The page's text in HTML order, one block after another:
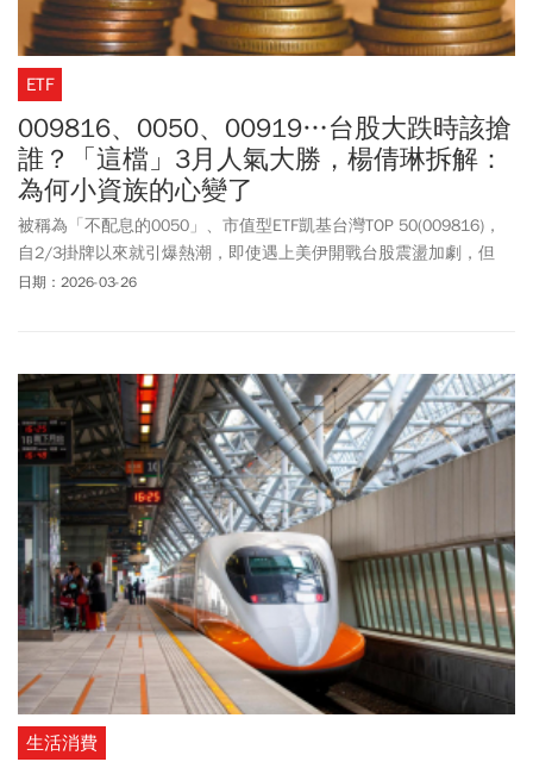
ETF
009816、0050、00919…台股大跌時該搶
誰？「這檔」3月人氣大勝，楊倩琳拆解：
為何小資族的心變了
被稱為「不配息的0050」、市值型ETF凱基台灣TOP 50(009816)，
自2/3掛牌以來就引爆熱潮，即使遇上美伊開戰台股震盪加劇，但
009816受益人成長飆速，贏過不少熱門高息ETF，如群益台灣精選
灣精選高息(00919)。小資理財教主Dr.Selena(楊倩琳博士)就點出，
小資族正在轉向「不配息市值型ETF」，009816的3月受益成長人
數，已經超越不少老牌市值型ETF，背後，其實代表一個非常明確的
新趨勢，就是投資人開始從「追求穩定高配息」轉向「重視資產成
長與長期報酬」。配息不等於變有錢，真正關鍵是「總報酬」。為
什麼009816會爆紅？核心原因只有一個：它更符合長期致富的邏
輯。
日期：2026-03-26
生活消費